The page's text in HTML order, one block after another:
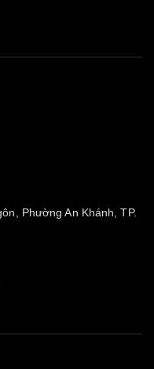
Phường An Khánh, TP.